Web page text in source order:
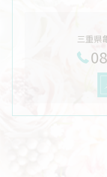
三重県